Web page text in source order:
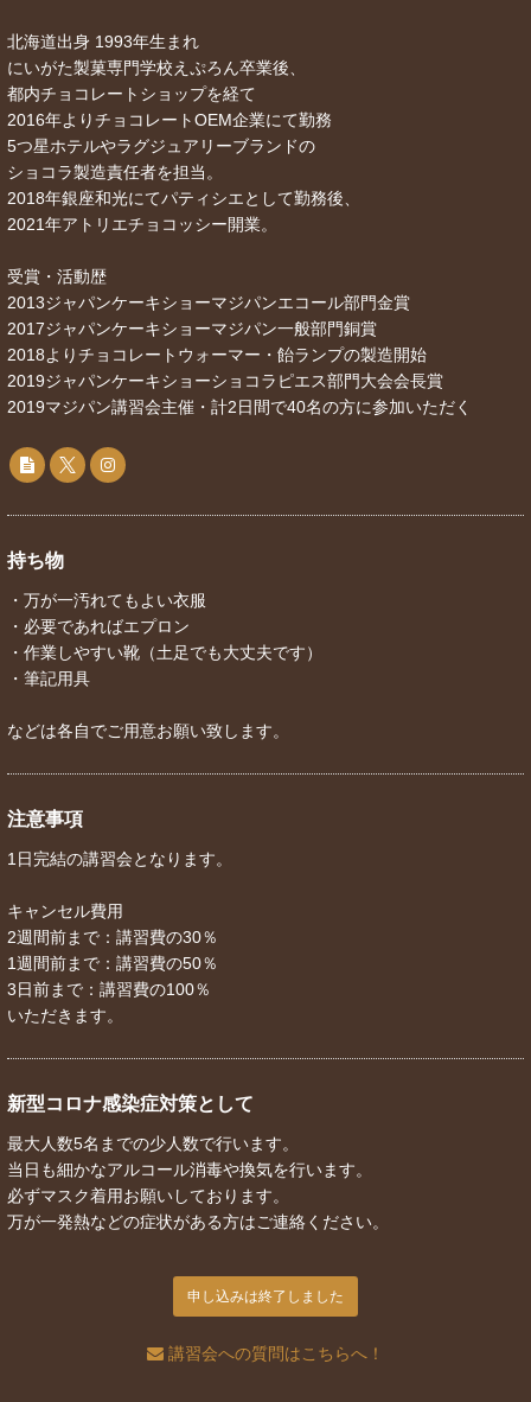
北海道出身 1993年生まれ
にいがた製菓専門学校えぷろん卒業後、
都内チョコレートショップを経て
2016年よりチョコレートOEM企業にて勤務
5つ星ホテルやラグジュアリーブランドの
ショコラ製造責任者を担当。
2018年銀座和光にてパティシエとして勤務後、
2021年アトリエチョコッシー開業。
受賞・活動歴
2013ジャパンケーキショーマジパンエコール部門金賞
2017ジャパンケーキショーマジパン一般部門銅賞
2018よりチョコレートウォーマー・飴ランプの製造開始
2019ジャパンケーキショーショコラピエス部門大会会長賞
2019マジパン講習会主催・計2日間で40名の方に参加いただく
持ち物
・万が一汚れてもよい衣服
・必要であればエプロン
・作業しやすい靴（土足でも大丈夫です）
・筆記用具
などは各自でご用意お願い致します。
注意事項
1日完結の講習会となります。
キャンセル費用
2週間前まで：講習費の30％
1週間前まで：講習費の50％
3日前まで：講習費の100％
いただきます。
新型コロナ感染症対策として
最大人数5名までの少人数で行います。
当日も細かなアルコール消毒や換気を行います。
必ずマスク着用お願いしております。
万が一発熱などの症状がある方はご連絡ください。
申し込みは終了しました
講習会への質問はこちらへ！